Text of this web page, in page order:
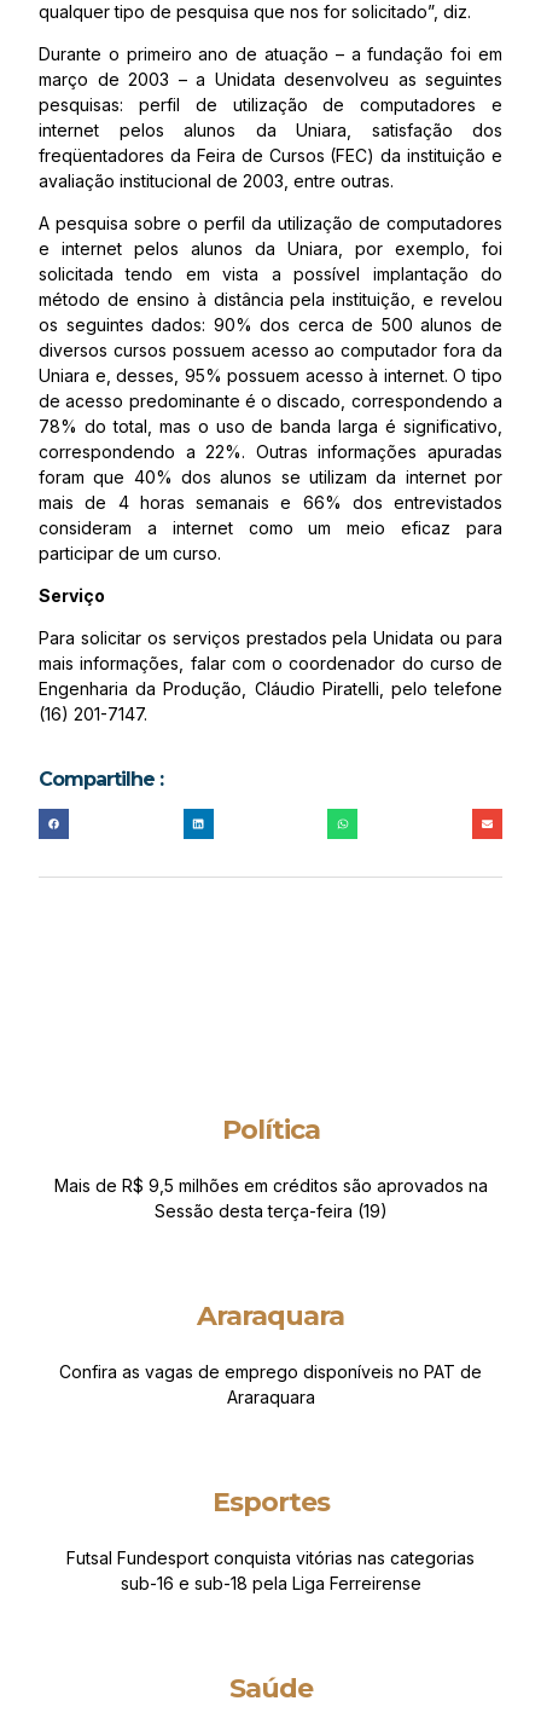
qualquer tipo de pesquisa que nos for solicitado”, diz.
Durante o primeiro ano de atuação – a fundação foi em
março de 2003 – a Unidata desenvolveu as seguintes
pesquisas: perfil de utilização de computadores e
internet pelos alunos da Uniara, satisfação dos
freqüentadores da Feira de Cursos (FEC) da instituição e
avaliação institucional de 2003, entre outras.
A pesquisa sobre o perfil da utilização de computadores
e internet pelos alunos da Uniara, por exemplo, foi
solicitada tendo em vista a possível implantação do
método de ensino à distância pela instituição, e revelou
os seguintes dados: 90% dos cerca de 500 alunos de
diversos cursos possuem acesso ao computador fora da
Uniara e, desses, 95% possuem acesso à internet. O tipo
de acesso predominante é o discado, correspondendo a
78% do total, mas o uso de banda larga é significativo,
correspondendo a 22%. Outras informações apuradas
foram que 40% dos alunos se utilizam da internet por
mais de 4 horas semanais e 66% dos entrevistados
consideram a internet como um meio eficaz para
participar de um curso.
Serviço
Para solicitar os serviços prestados pela Unidata ou para
mais informações, falar com o coordenador do curso de
Engenharia da Produção, Cláudio Piratelli, pelo telefone
(16) 201-7147.
Compartilhe :
Política
Mais de R$ 9,5 milhões em créditos são aprovados na
Sessão desta terça-feira (19)
Araraquara
Confira as vagas de emprego disponíveis no PAT de
Araraquara
Esportes
Futsal Fundesport conquista vitórias nas categorias
sub-16 e sub-18 pela Liga Ferreirense
Saúde